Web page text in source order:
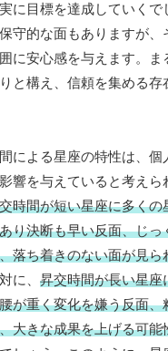
に目標を達成していくで
守的な面もありますが、
に安心感を与えます。ま
と構え、信頼を集める存
による星座の特性は、個
響を与えていると考えら
時間が短い星座に多くの
り決断も早い反面、じっ
落ち着きのない面が見ら
に、 昇交時間が長い星座
が重く変化を嫌う反面、
大きな成果を上げる可能